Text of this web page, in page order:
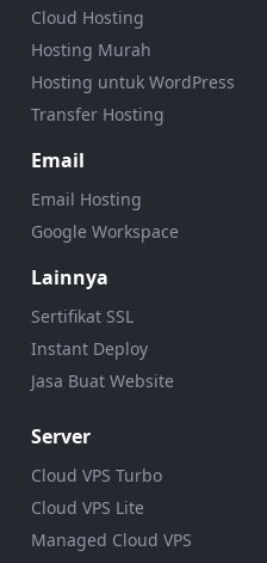
Cloud Hosting
Hosting Murah
Hosting untuk WordPress
Transfer Hosting
Email
Email Hosting
Google Workspace
Lainnya
Sertifikat SSL
Instant Deploy
Jasa Buat Website
Server
Cloud VPS Turbo
Cloud VPS Lite
Managed Cloud VPS